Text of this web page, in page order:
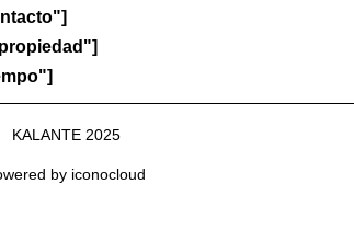
KALANTE 2025
by iconocloud